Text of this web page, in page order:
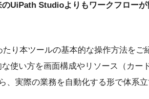
のUiPath Studioよりもワークフローが
たり本ツールの基本的な操作方法をご
使い方を画面構成やリソース（カー
、実際の業務を自動化する形で体系立